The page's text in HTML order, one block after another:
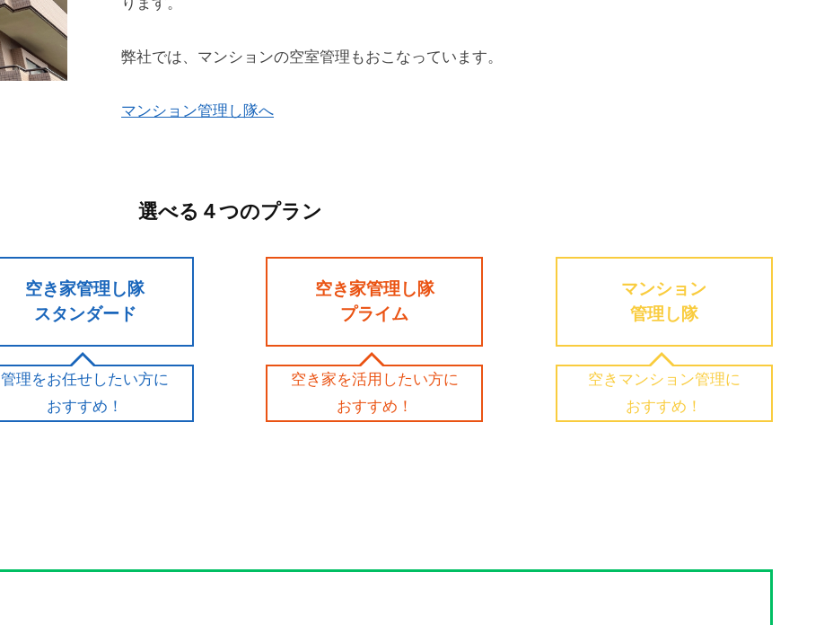
弊社では、マンションの空室管理もおこなっています。
マンション管理し隊へ
選べる４つのプラン
空き家管理し隊
スタンダード
管理をお任せしたい方に
おすすめ！
空き家管理し隊
プライム
空き家を活用したい方に
おすすめ！
マンション
管理し隊
空きマンション管理に
おすすめ！